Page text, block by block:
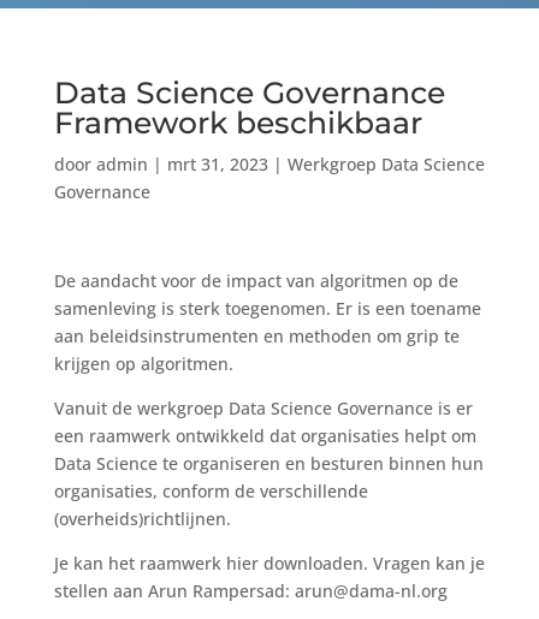
Data Science Governance
Framework beschikbaar
door admin | mrt 31, 2023| Werkgroep Data Science
Governance
De aandacht voor de impact van algoritmen op de
samenleving is sterk toegenomen. Er is een toename
aan beleidsinstrumenten en methoden om grip te
krijgen op algoritmen.
Vanuit de werkgroep Data Science Governance is er
een raamwerk ontwikkeld dat organisaties helpt om
Data Science te organiseren en besturen binnen hun
organisaties, conform de verschillende
(overheids)richtlijnen.
Je kan het raamwerk hier downloaden. Vragen kan je
stellen aan Arun Rampersad: arun@dama-nl.org